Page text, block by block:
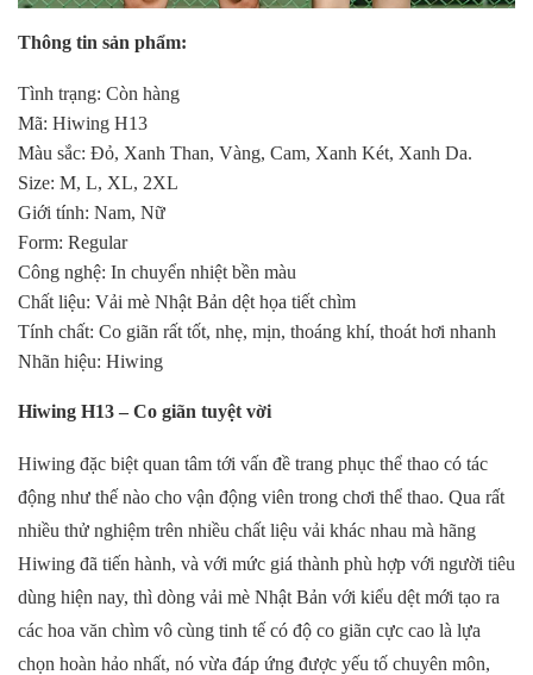
Thông tin sản phẩm:
Tình trạng: Còn hàng
Mã: Hiwing H13
Màu sắc: Đỏ, Xanh Than, Vàng, Cam, Xanh Két, Xanh Da.
Size: M, L, XL, 2XL
Giới tính: Nam, Nữ
Form: Regular
Công nghệ: In chuyển nhiệt bền màu
Chất liệu: Vải mè Nhật Bản dệt họa tiết chìm
Tính chất: Co giãn rất tốt, nhẹ, mịn, thoáng khí, thoát hơi nhanh
Nhãn hiệu: Hiwing
Hiwing H13 – Co giãn tuyệt vời
Hiwing đặc biệt quan tâm tới vấn đề trang phục thể thao có tác
động như thế nào cho vận động viên trong chơi thể thao. Qua rất
nhiều thử nghiệm trên nhiều chất liệu vải khác nhau mà hãng
Hiwing đã tiến hành, và với mức giá thành phù hợp với người tiêu
dùng hiện nay, thì dòng vải mè Nhật Bản với kiểu dệt mới tạo ra
các hoa văn chìm vô cùng tinh tế có độ co giãn cực cao là lựa
chọn hoàn hảo nhất, nó vừa đáp ứng được yếu tố chuyên môn,